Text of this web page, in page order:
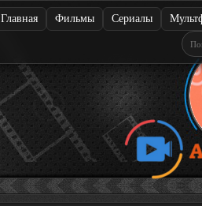
Главная Фильмы Сериалы